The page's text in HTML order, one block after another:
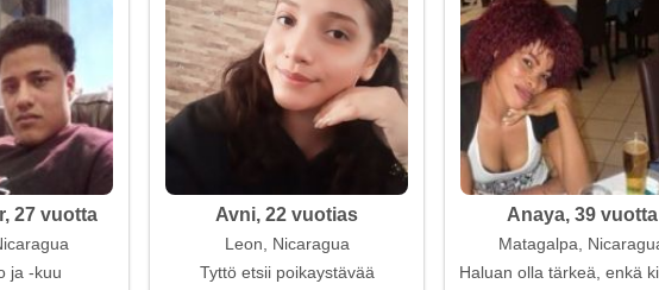
27 vuotta
ja -kuu
Avni, 22 vuotias
Leon, Nicaragua
Tyttö etsii poikaystävää
Anaya, 39 vuotta
Matagalpa,
Haluan olla tärkeä, enkä